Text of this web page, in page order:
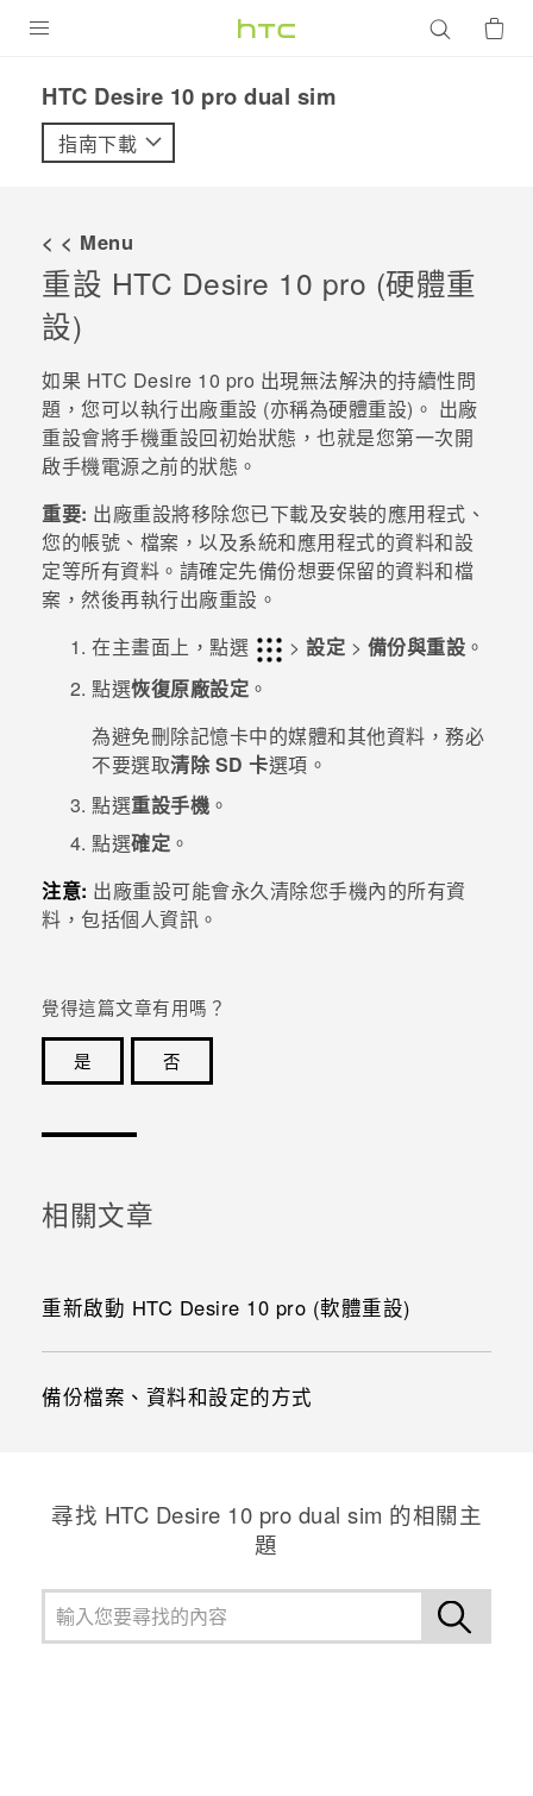
VIVE
配件
VIVERSE
優惠專區
焦點訊息
校園專案
企業採購
銷售門市
銷售通路
支援服務
VIVELAND
登入
HTC Desire 10 pro dual sim‎
指南下載
< < Menu
重設 HTC Desire 10 pro (硬體重
設)
如果 HTC Desire 10 pro 出現無法解決的持續性問
題，您可以執行出廠重設 (亦稱為硬體重設)。 出廠
重設會將手機重設回初始狀態，也就是您第一次開
啟手機電源之前的狀態。
重要: 出廠重設將移除您已下載及安裝的應用程式、
您的帳號、檔案，以及系統和應用程式的資料和設
定等所有資料。請確定先備份想要保留的資料和檔
案，然後再執行出廠重設。
在主畫面上，點選 > 設定 > 備份與重設 。
點選恢復原廠設定 。
為避免刪除記憶卡中的媒體和其他資料，務必
不要選取清除 SD 卡選項。
點選重設手機 。
點選確定 。
注意: 出廠重設可能會永久清除您手機內的所有資
料，包括個人資訊。
覺得這篇文章有用嗎？
是
否
相關文章
重新啟動 HTC Desire 10 pro (軟體重設)
備份檔案、資料和設定的方式
尋找 HTC Desire 10 pro dual sim 的相關主
題